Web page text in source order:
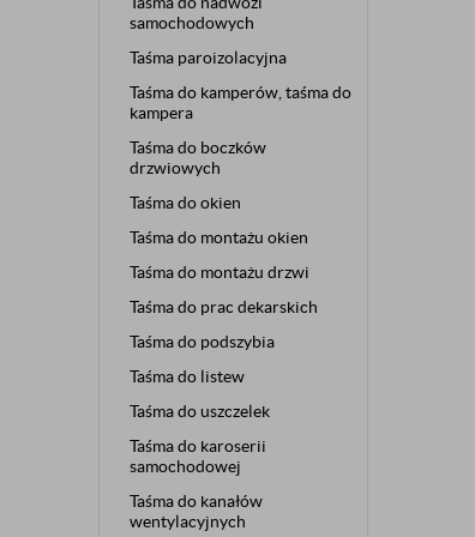
samochodowych
Taśma paroizolacyjna
Taśma do kamperów, taśma do
kampera
Taśma do boczków
drzwiowych
Taśma do okien
Taśma do montażu okien
Taśma do montażu drzwi
Taśma do prac dekarskich
Taśma do podszybia
Taśma do listew
Taśma do uszczelek
Taśma do karoserii
samochodowej
Taśma do kanałów
wentylacyjnych